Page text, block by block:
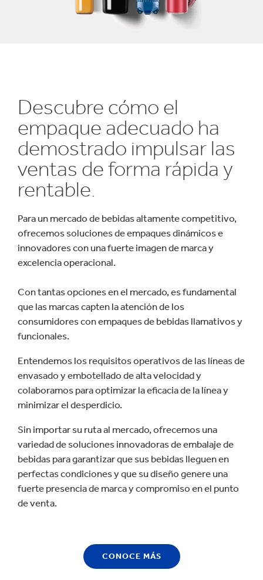
Descubre cómo el
empaque adecuado ha
demostrado impulsar las
ventas de forma rápida y
rentable.
Para un mercado de bebidas altamente competitivo,
ofrecemos soluciones de empaques dinámicos e
innovadores con una fuerte imagen de marca y
excelencia operacional.
Con tantas opciones en el mercado, es fundamental
que las marcas capten la atención de los
consumidores con empaques de bebidas llamativos y
funcionales.
Entendemos los requisitos operativos de las líneas de
envasado y embotellado de alta velocidad y
colaboramos para optimizar la eficacia de la línea y
minimizar el desperdicio.
Sin importar su ruta al mercado, ofrecemos una
variedad de soluciones innovadoras de embalaje de
bebidas para garantizar que sus bebidas lleguen en
perfectas condiciones y que su diseño genere una
fuerte presencia de marca y compromiso en el punto
de venta.
CONOCE MÁS